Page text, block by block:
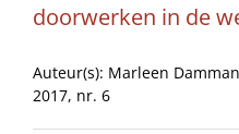
doorwerken in de
Auteur(s): Marleen
2017, nr. 6